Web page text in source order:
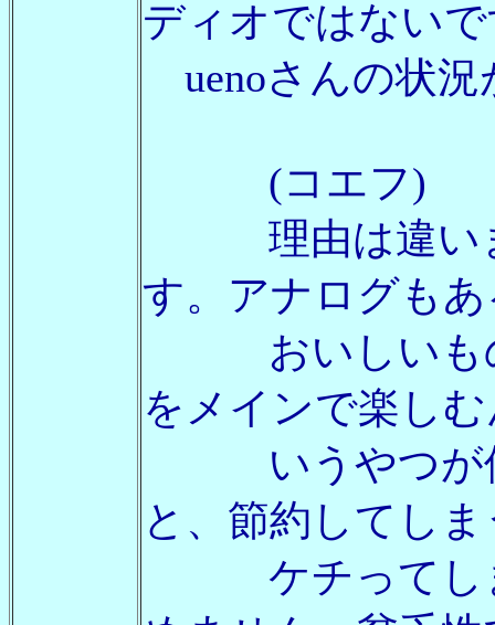
ディオではない
uenoさんの状況
(コエフ)
理由は違いま
す。アナログも
おいしいもの
をメインで楽し
いうやつが使
と、節約してし
ケチってしま